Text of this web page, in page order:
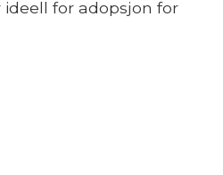
for adopsjon for